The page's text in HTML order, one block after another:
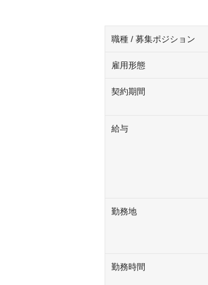
職種 / 募集ポジション
雇用形態
契約期間
給与
勤務地
勤務時間